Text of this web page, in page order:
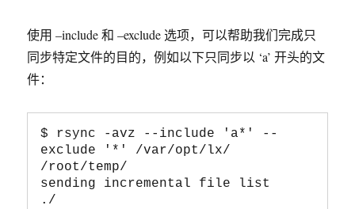
使用 –include 和 –exclude 选项，可以帮助我们完成只
同步特定文件的目的，例如以下只同步以 ‘a’ 开头的文
件：
$ rsync -avz --include 'a*' --
exclude '*' /var/opt/lx/
/root/temp/
sending incremental file list
./